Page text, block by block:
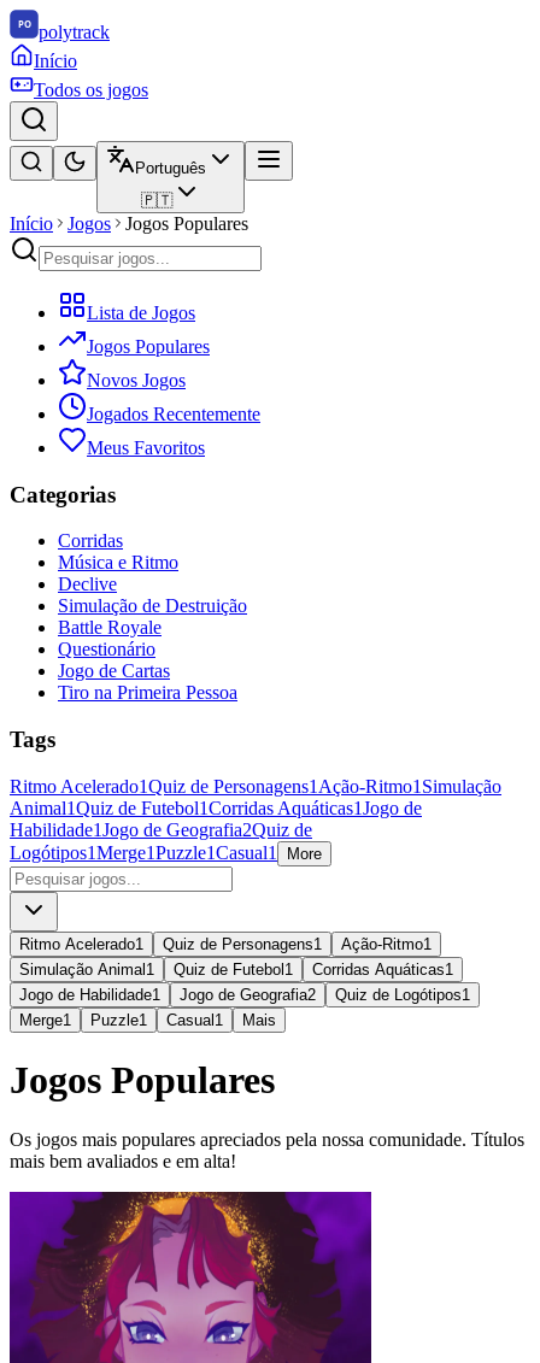
polytrack
Início
Todos os jogos
Português
🇵🇹
Início Jogos Jogos Populares
Lista de Jogos
Jogos Populares
Novos Jogos
Jogados Recentemente
Meus Favoritos
Categorias
Corridas
Música e Ritmo
Declive
Simulação de Destruição
Battle Royale
Questionário
Jogo de Cartas
Tiro na Primeira Pessoa
Tags
Ritmo Acelerado1Quiz de Personagens1 Ação-Ritmo1 Simulação
Animal1Quiz de Futebol1Corridas Aquáticas1Jogo de
Habilidade1Jogo de Geografia2Quiz de
Logótipos1Merge1Puzzle1Casual1 More
Ritmo Acelerado1 Quiz de Personagens1 Ação-Ritmo1
Simulação Animal 1 Quiz de Futebol 1 Corridas Aquáticas1
Jogo de Habilidade1 Jogo de Geografia2 Quiz de Logótipos1
Merge1 Puzzle1 Casual 1 Mais
Jogos Populares
Os jogos mais populares apreciados pela nossa comunidade. Títulos
mais bem avaliados e em alta!